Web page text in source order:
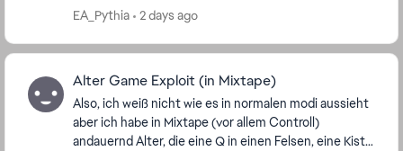
EA_Pythia
2 days ago
Alter Game Exploit (in Mixtape)
Also, ich weiß nicht wie es in normalen modi aussieht
aber ich habe in Mixtape (vor allem Controll)
andauernd Alter, die eine Q in einen Felsen, eine Kiste